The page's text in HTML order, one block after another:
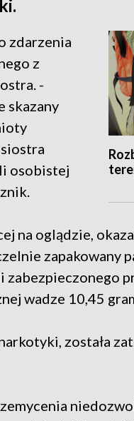
zdarzenia
z
-
skazany
osobistej
na oglądzie,
zapakowany
wadze 10,45
została